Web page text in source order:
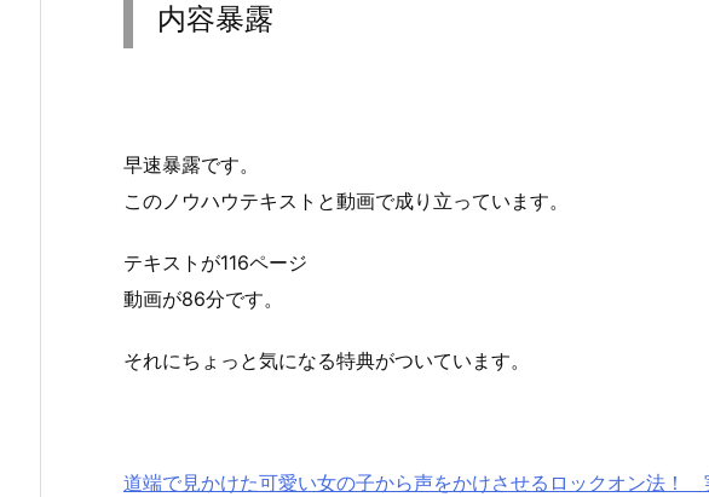
内容暴露
早速暴露です。
このノウハウテキストと動画で成り立っています。
テキストが116ページ
動画が86分です。
それにちょっと気になる特典がついています。
道端で見かけた可愛い女の子から声をかけさせるロックオン法！